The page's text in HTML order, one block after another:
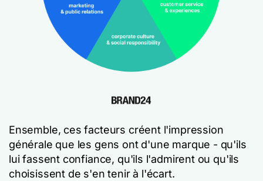
Ensemble, ces facteurs créent l'impression
générale que les gens ont d'une marque - qu'ils
lui fassent confiance, qu'ils l'admirent ou qu'ils
choisissent de s'en tenir à l'écart.